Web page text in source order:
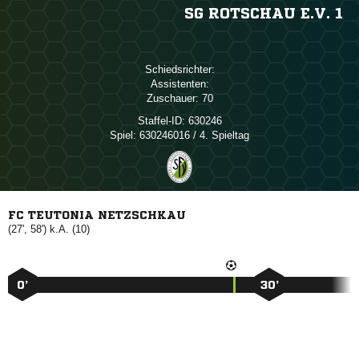
SG ROTSCHAU E.V. 1
Schiedsrichter:
Assistenten:
Zuschauer: 70
Staffel-ID: 630246
Spiel: 630246016 / 4. Spieltag
FC TEUTONIA NETZSCHKAU
(27', 58') k.A. (10)
0’ 30’